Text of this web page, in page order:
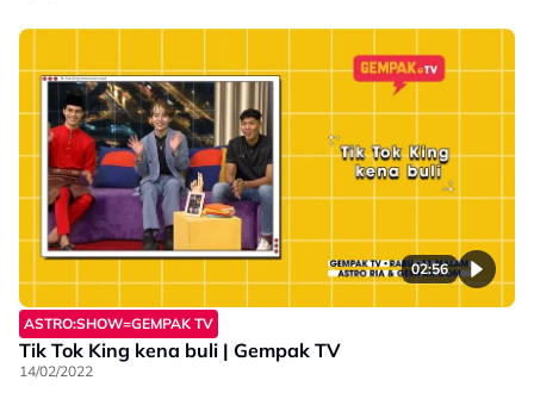
02:56
ASTRO:SHOW=GEMPAK TV
Tik Tok King kena buli | Gempak TV
14/02/2022